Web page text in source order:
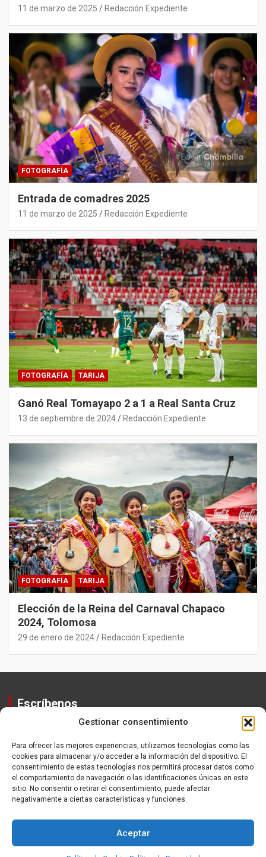
Gestionar consentimiento
Para ofrecer las mejores experiencias, utilizamos tecnologías como las
cookies para almacenar y/o acceder a la información del dispositivo. El
consentimiento de estas tecnologías nos permitirá procesar datos como
el comportamiento de navegación o las identificaciones únicas en este
sitio. No consentir o retirar el consentimiento, puede afectar
negativamente a ciertas características y funciones.
Aceptar
11 de marzo de 2025 Redacción Expediente
FOTOGRAFÍA
Entrada de comadres 2025
11 de marzo de 2025 Redacción Expediente
FOTOGRAFÍA TARIJA
Ganó Real Tomayapo 2 a 1 a Real Santa Cruz
13 de septiembre de 2024 Redacción Expediente
FOTOGRAFÍA TARIJA
Elección de la Reina del Carnaval Chapaco
2024, Tolomosa
29 de enero de 2024 Redacción Expediente
Escríbenos
Equipo
Política de Privacidad
Expediente
Política de Privacidad
Theme Horse Funciona gracias a: